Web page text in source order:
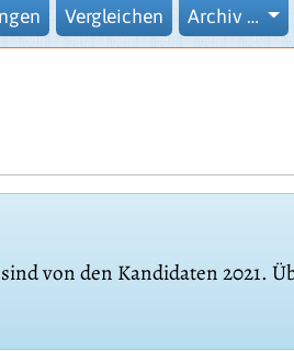
Vergleichen Archiv …
von den Kandidaten 2021.